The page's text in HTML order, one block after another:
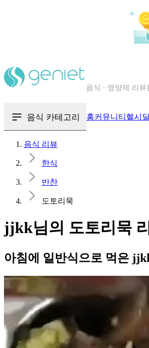
혈당 · 다이어트 음
음식 카테고리 홈커뮤니티 헬시딜
음식 리뷰
한식
반찬
도토리묵
jjkk님의 도토리묵
아침에 일반식으로 먹은